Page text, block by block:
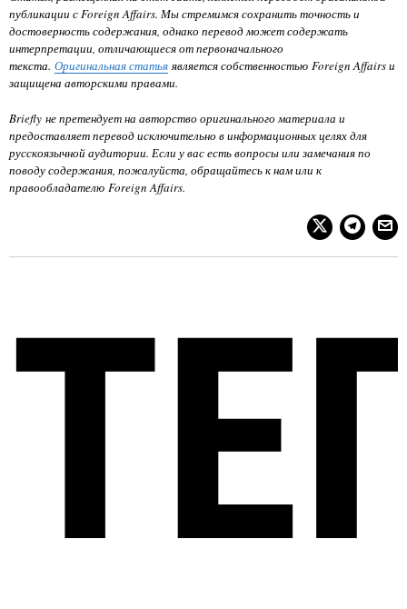
публикации с Foreign Affairs. Мы стремимся сохранить точность и
достоверность содержания, однако перевод может содержать
интерпретации, отличающиеся от первоначального
текста. Оригинальная статьяявляется собственностью Foreign Affairsи
защищена авторскими правами.
Briefly не претендует на авторство оригинального материала и
предоставляет перевод исключительно в информационных целях для
русскоязычной аудитории. Если у вас есть вопросы или замечания по
поводу содержания, пожалуйста, обращайтесь к нам или к
правообладателю Foreign Affairs.